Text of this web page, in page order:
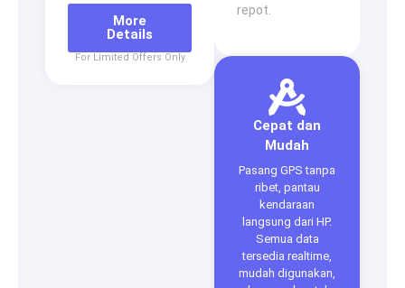
More
Details
For Limited Offers Only
repot.
Cepat dan
Mudah
Pasang GPS tanpa
ribet, pantau
kendaraan
langsung dari HP.
Semua data
tersedia realtime,
mudah digunakan,